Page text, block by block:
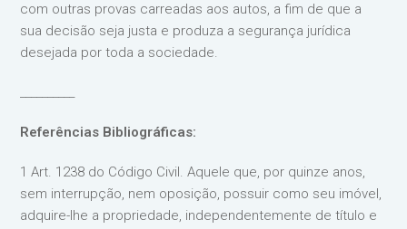
com outras provas carreadas aos autos, a fim de que a
sua decisão seja justa e produza a segurança jurídica
desejada por toda a sociedade.
Referências Bibliográficas:
1 Art. 1238 do Código Civil. Aquele que, por quinze anos,
sem interrupção, nem oposição, possuir como seu imóvel,
adquire-lhe a propriedade, independentemente de título e